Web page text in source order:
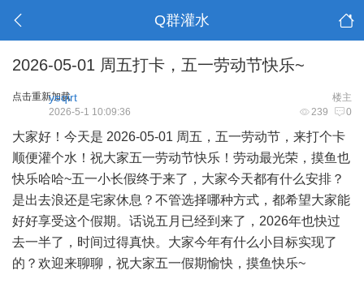
Q群灌水
2026-05-01 周五打卡，五一劳动节快乐~
点击重新加载 楼主
yeqirt
239 0
2026-5-1 10:09:36
大家好！今天是 2026-05-01 周五，五一劳动节，来打个卡
顺便灌个水！祝大家五一劳动节快乐！劳动最光荣，摸鱼也
快乐哈哈~五一小长假终于来了，大家今天都有什么安排？
是出去浪还是宅家休息？不管选择哪种方式，都希望大家能
好好享受这个假期。话说五月已经到来了，2026年也快过
去一半了，时间过得真快。大家今年有什么小目标实现了
的？欢迎来聊聊，祝大家五一假期愉快，摸鱼快乐~